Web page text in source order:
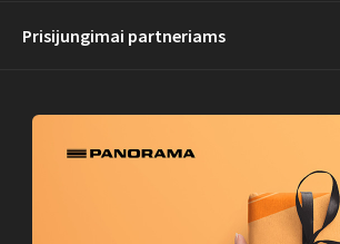
Prisijungimai partneriams